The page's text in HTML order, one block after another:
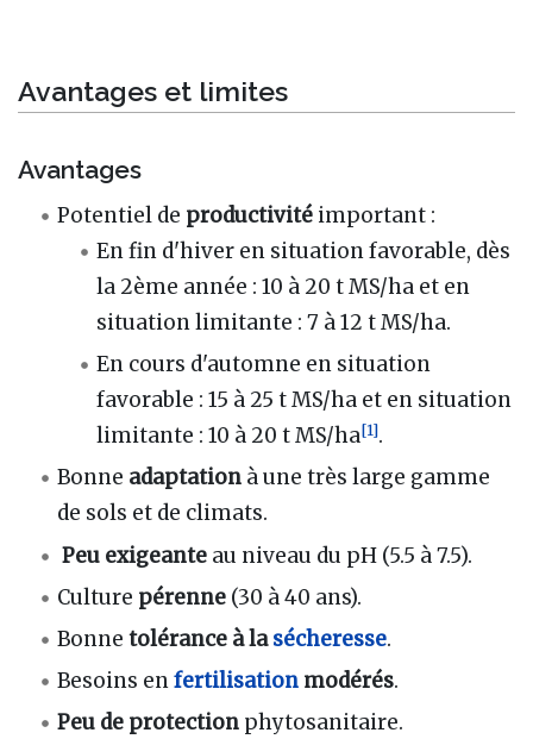
Avantages et limites
Avantages
Potentiel de productivité important :
En fin d'hiver en situation favorable, dès
la 2ème année : 10 à 20 t MS/ha et en
situation limitante : 7 à 12 t MS/ha.
En cours d'automne en situation
favorable : 15 à 25 t MS/ha et en situation
limitante : 10 à 20 t MS/ha[1].
Bonne adaptation à une très large gamme
de sols et de climats.
Peu exigeante au niveau du pH (5.5 à 7.5).
Culture pérenne (30 à 40 ans).
Bonnetolérance à lasécheresse.
Besoins enfertilisation modérés.
Peu de protection phytosanitaire.